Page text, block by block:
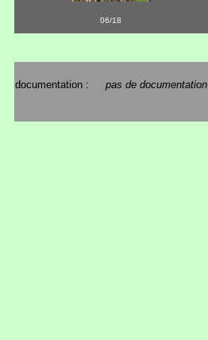
06/18
documentation : pas de documentation